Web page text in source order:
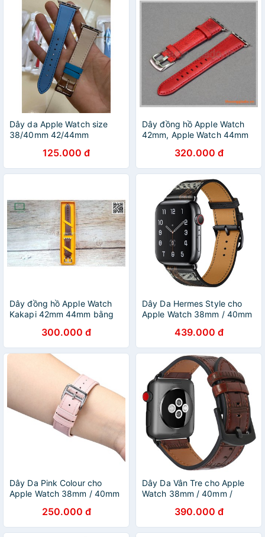
Dây da Apple Watch size
38/40mm 42/44mm
125.000 đ
Dây đồng hồ Apple Watch
42mm, Apple Watch 44mm
320.000 đ
Dây đồng hồ Apple Watch
Kakapi 42mm 44mm bằng
300.000 đ
Dây Da Hermes Style cho
Apple Watch 38mm / 40mm
439.000 đ
Dây Da Pink Colour cho
Apple Watch 38mm / 40mm
250.000 đ
Dây Da Vân Tre cho Apple
Watch 38mm / 40mm /
390.000 đ